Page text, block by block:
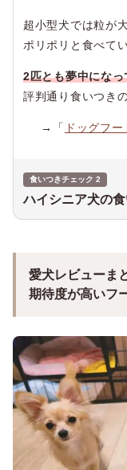
超小型犬では粒が
ポリポリと食べて
2匹とも夢中にな
評判通り食いつき
→「 ドッグフ
食いつきチェック 2
ハイシニア犬の
愛犬レビューま
期待度が高いフ